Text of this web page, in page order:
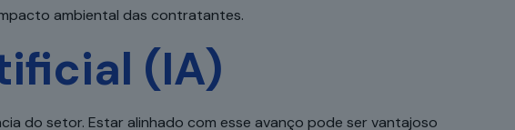
ambiental das contratantes.
(IA)
do setor. Estar alinhado com esse avanço pode ser vantajoso